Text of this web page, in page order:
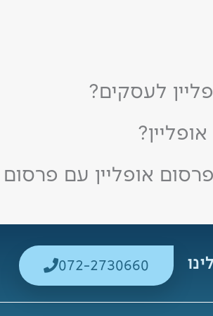
לעסקים?
אופליין עם פרסום
072-2730660